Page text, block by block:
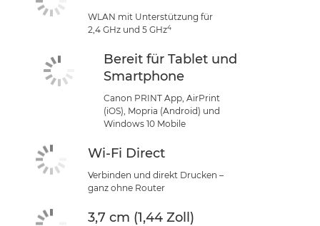
WLAN mit Unterstützung für
2,4 GHz und 5 GHz4
Bereit für Tablet und
Smartphone
Canon PRINT App, AirPrint
(iOS), Mopria (Android) und
Windows 10 Mobile
Wi-Fi Direct
Verbinden und direkt Drucken –
ganz ohne Router
3,7 cm (1,44 Zoll)